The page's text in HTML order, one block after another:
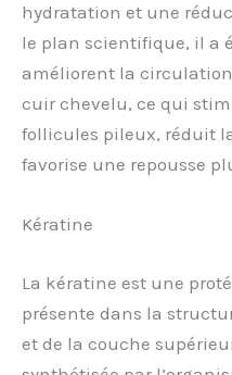
hydratation et une
le plan scientifique, il a
améliorent la
cuir chevelu, ce qui
follicules pileux, réduit
favorise une repousse
Kératine
La kératine est une
présente dans la
et de la couche